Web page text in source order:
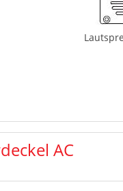
AC